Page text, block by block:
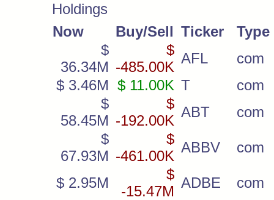
Holdings
Now
Buy/Sell Ticker
Type
$
36.34M
$
-485.00K
AFL
com
$ 3.46M $ 11.00K T
com
$
58.45M
$
-192.00K
ABT
com
$
67.93M
$
-461.00K
ABBV com
$ 2.95M
$
-15.47M
ADBE com